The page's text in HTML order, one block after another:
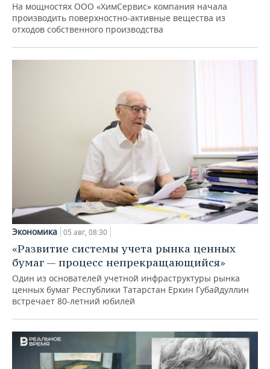
На мощностях ООО «ХимСервис» компания начала
производить поверхностно-активные вещества из
отходов собственного производства
Экономика 05 авг, 08:30
«Развитие системы учета рынка ценных
бумаг — процесс непрекращающийся»
Один из основателей учетной инфраструктуры рынка
ценных бумаг Республики Татарстан Еркин Губайдуллин
встречает 80-летний юбилей